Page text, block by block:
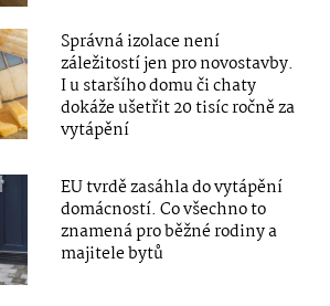
Správná izolace není
záležitostí jen pro novostavby.
I u staršího domu či chaty
dokáže ušetřit 20 tisíc ročně za
vytápění
EU tvrdě zasáhla do vytápění
domácností. Co všechno to
znamená pro běžné rodiny a
majitele bytů